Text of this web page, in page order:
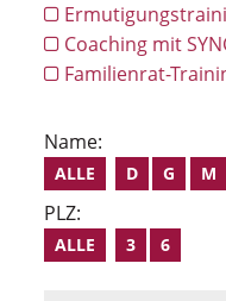
Coaching mit
Familienrat-
Name:
ALLE D G M
PLZ:
ALLE 3 6